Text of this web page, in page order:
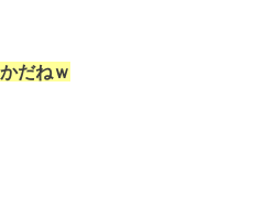
だねｗ